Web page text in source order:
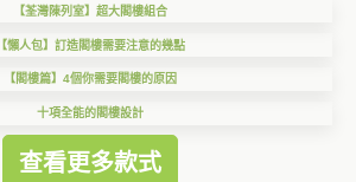
【荃灣陳列室】超大閣樓組合
【懶人包】訂造閣樓需要注意的幾點
【閣樓篇】4個你需要閣樓的原因
十項全能的閣樓設計
查看更多款式